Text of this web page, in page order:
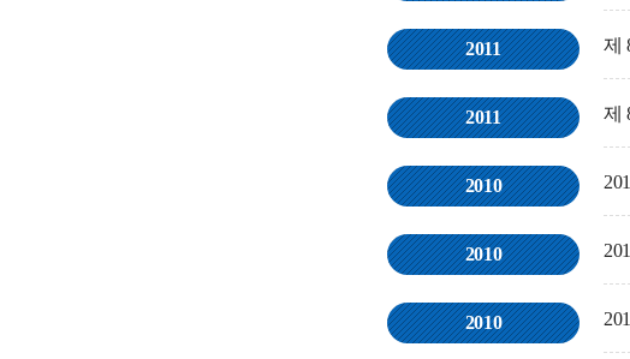
2011 제
2011 제
2010
2010
2010